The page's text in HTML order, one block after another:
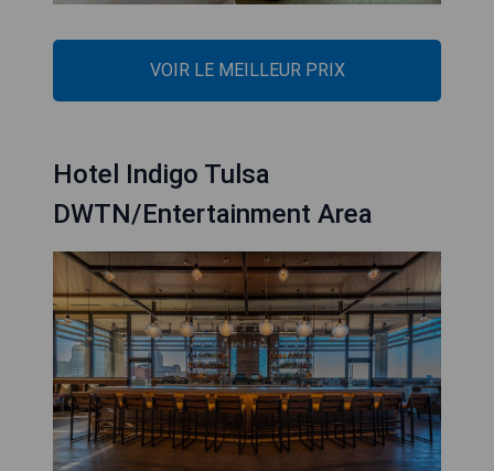
VOIR LE MEILLEUR PRIX
Hotel Indigo Tulsa
DWTN/Entertainment Area